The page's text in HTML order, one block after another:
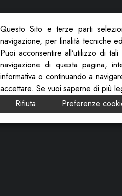
Questo Sito e terze parti
navigazione, per finalità tecniche
Puoi acconsentire all’utilizzo di
navigazione di questa pagina,
informativa o continuando a
accettare. Se vuoi saperne di più
Rifiuta
Preferenze